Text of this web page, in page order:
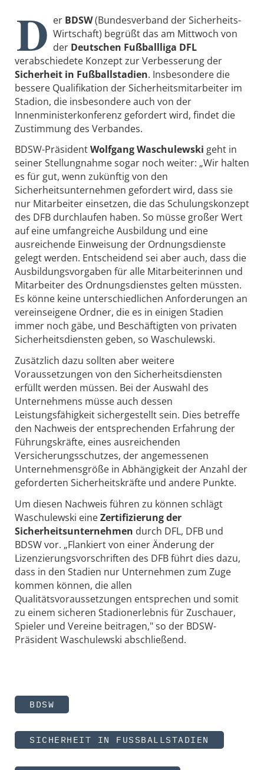
D er BDSW(Bundesverband der Sicherheits-
Wirtschaft) begrüßt das am Mittwoch von
der Deutschen Fußballliga DFL
verabschiedete Konzept zur Verbesserung der
Sicherheit in Fußballstadien. Insbesondere die
bessere Qualifikation der Sicherheitsmitarbeiter im
Stadion, die insbesondere auch von der
Innenministerkonferenz gefordert wird, findet die
Zustimmung des Verbandes.
BDSW-PräsidentWolfgang Waschulewski geht in
seiner Stellungnahme sogar noch weiter: „Wir halten
es für gut, wenn zukünftig von den
Sicherheitsunternehmen gefordert wird, dass sie
nur Mitarbeiter einsetzen, die das Schulungskonzept
des DFB durchlaufen haben. So müsse großer Wert
auf eine umfangreiche Ausbildung und eine
ausreichende Einweisung der Ordnungsdienste
gelegt werden. Entscheidend sei aber auch, dass die
Ausbildungsvorgaben für alle Mitarbeiterinnen und
Mitarbeiter des Ordnungsdienstes gelten müssten.
Es könne keine unterschiedlichen Anforderungen an
vereinseigene Ordner, die es in einigen Stadien
immer noch gäbe, und Beschäftigten von privaten
Sicherheitsdiensten geben, so Waschulewski.
Zusätzlich dazu sollten aber weitere
Voraussetzungen von den Sicherheitsdiensten
erfüllt werden müssen. Bei der Auswahl des
Unternehmens müsse auch dessen
Leistungsfähigkeit sichergestellt sein. Dies betreffe
den Nachweis der entsprechenden Erfahrung der
Führungskräfte, eines ausreichenden
Versicherungsschutzes, der angemessenen
Unternehmensgröße in Abhängigkeit der Anzahl der
geforderten Sicherheitskräfte und andere Punkte.
Um diesen Nachweis führen zu können schlägt
Waschulewski eineZertifizierung der
Sicherheitsunternehmen durch DFL, DFB und
BDSW vor. „Flankiert von einer Änderung der
Lizenzierungsvorschriften des DFB führt dies dazu,
dass in den Stadien nur Unternehmen zum Zuge
kommen können, die allen
Qualitätsvoraussetzungen entsprechen und somit
zu einem sicheren Stadionerlebnis für Zuschauer,
Spieler und Vereine beitragen," so der BDSW-
Präsident Waschulewski abschließend.
BDSW
SICHERHEIT IN FUSSBALLSTADIEN